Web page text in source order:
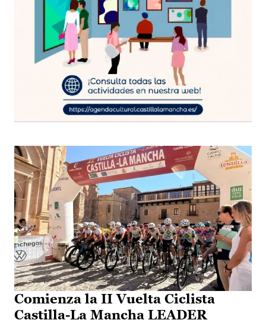
Comienza la II Vuelta Ciclista
Castilla-La Mancha LEADER